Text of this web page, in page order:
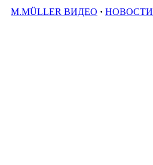
M.MÜLLER ВИДЕО · НОВОСТИ